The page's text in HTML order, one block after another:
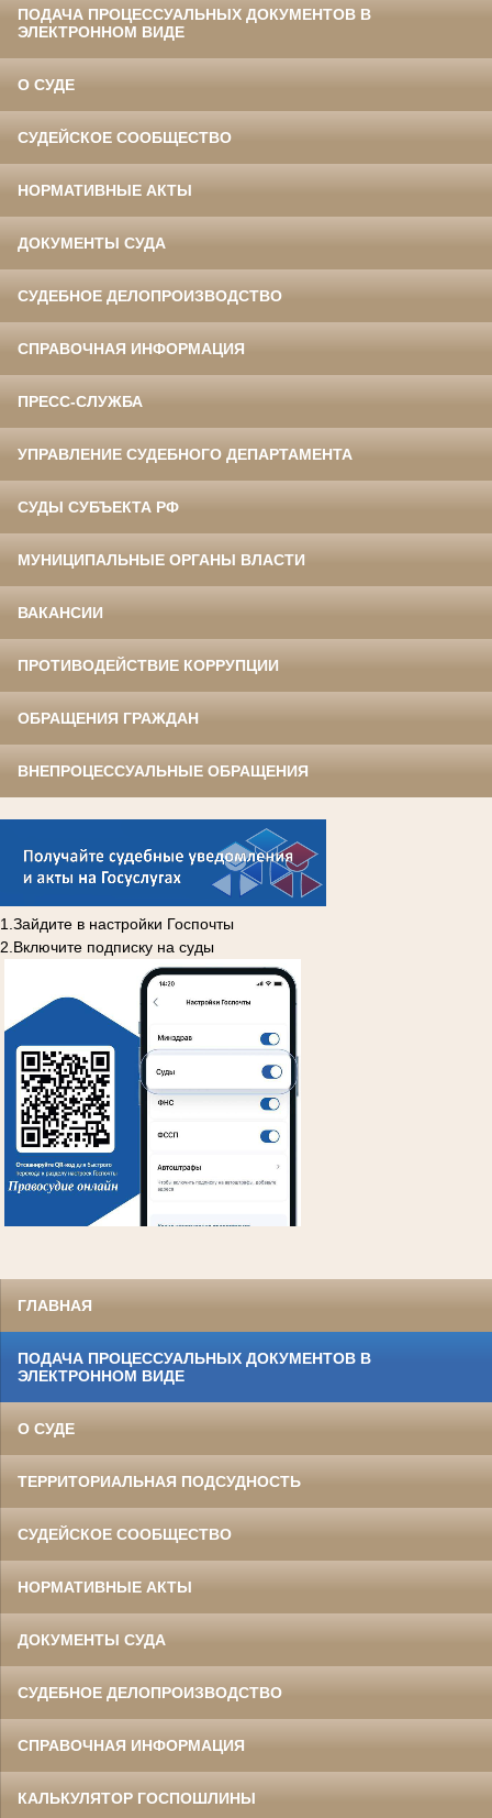
ПОДАЧА ПРОЦЕССУАЛЬНЫХ ДОКУМЕНТОВ В
ЭЛЕКТРОННОМ ВИДЕ
О СУДЕ
СУДЕЙСКОЕ СООБЩЕСТВО
НОРМАТИВНЫЕ АКТЫ
ДОКУМЕНТЫ СУДА
СУДЕБНОЕ ДЕЛОПРОИЗВОДСТВО
СПРАВОЧНАЯ ИНФОРМАЦИЯ
ПРЕСС-СЛУЖБА
УПРАВЛЕНИЕ СУДЕБНОГО ДЕПАРТАМЕНТА
СУДЫ СУБЪЕКТА РФ
МУНИЦИПАЛЬНЫЕ ОРГАНЫ ВЛАСТИ
ВАКАНСИИ
ПРОТИВОДЕЙСТВИЕ КОРРУПЦИИ
ОБРАЩЕНИЯ ГРАЖДАН
ВНЕПРОЦЕССУАЛЬНЫЕ ОБРАЩЕНИЯ
1.Зайдите в настройки Госпочты
2.Включите подписку на суды
ГЛАВНАЯ
ПОДАЧА ПРОЦЕССУАЛЬНЫХ ДОКУМЕНТОВ В
ЭЛЕКТРОННОМ ВИДЕ
О СУДЕ
ТЕРРИТОРИАЛЬНАЯ ПОДСУДНОСТЬ
СУДЕЙСКОЕ СООБЩЕСТВО
НОРМАТИВНЫЕ АКТЫ
ДОКУМЕНТЫ СУДА
СУДЕБНОЕ ДЕЛОПРОИЗВОДСТВО
СПРАВОЧНАЯ ИНФОРМАЦИЯ
КАЛЬКУЛЯТОР ГОСПОШЛИНЫ